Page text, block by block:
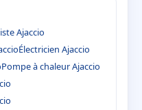
Ajaccio
Électricien Ajaccio
Pompe à chaleur Ajaccio